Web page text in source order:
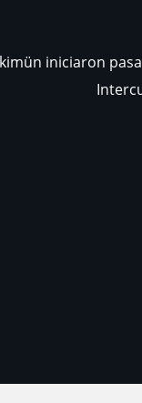
iniciaron